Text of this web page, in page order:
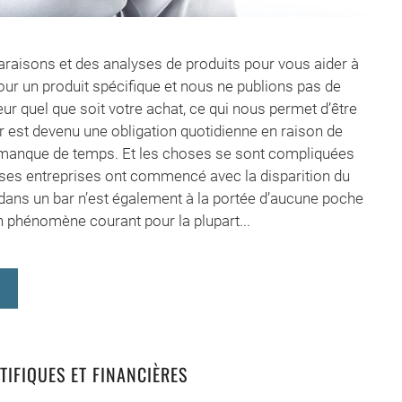
et des analyses de produits pour vous aider à
un produit spécifique et nous ne publions pas de
quel que soit votre achat, ce qui nous permet d’être
devenu une obligation quotidienne en raison de
de temps. Et les choses se sont compliquées
entreprises ont commencé avec la disparition du
un bar n’est également à la portée d’aucune poche
courant pour la plupart...
ET FINANCIÈRES